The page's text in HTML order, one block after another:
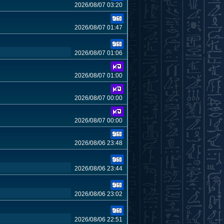
2026/08/07 03:20
2026/08/07 01:47
2026/08/07 01:06
2026/08/07 01:00
2026/08/07 00:00
2026/08/07 00:00
2026/08/06 23:48
2026/08/06 23:44
2026/08/06 23:02
2026/08/06 22:51